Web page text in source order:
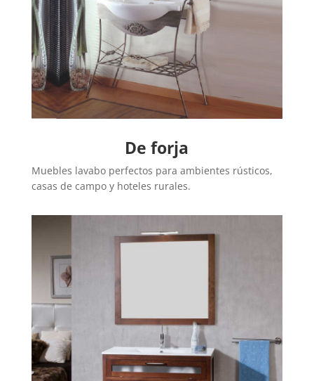
De forja
Muebles lavabo perfectos para ambientes rústicos,
casas de campo y hoteles rurales.